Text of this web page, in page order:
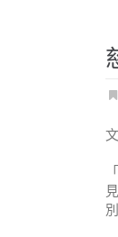
文